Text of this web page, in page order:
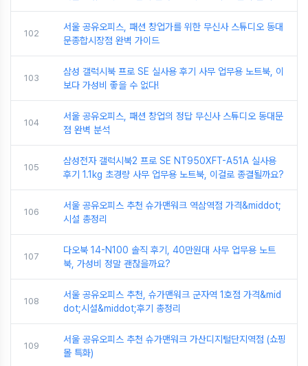
102
서울 공유오피스, 패션 창업가를 위한 무신사 스튜디오 동대
문종합시장점 완벽 가이드
103
삼성 갤럭시북 프로 SE 실사용 후기 사무 업무용 노트북, 이
보다 가성비 좋을 수 없다!
104
서울 공유오피스, 패션 창업의 정답 무신사 스튜디오 동대문
점 완벽 분석
105
삼성전자 갤럭시북2 프로 SE NT950XFT-A51A 실사용
후기 1.1kg 초경량 사무 업무용 노트북, 이걸로 종결될까요?
106
서울 공유오피스 추천 슈가맨워크 역삼역점 가격&middot;
시설 총정리
107
다오북 14-N100 솔직 후기, 40만원대 사무 업무용 노트
북, 가성비 정말 괜찮을까요?
108
서울 공유오피스 추천, 슈가맨워크 군자역 1호점 가격&mid
dot;시설&middot;후기 총정리
109
서울 공유오피스 추천 슈가맨워크 가산디지털단지역점 (쇼핑
몰 특화)